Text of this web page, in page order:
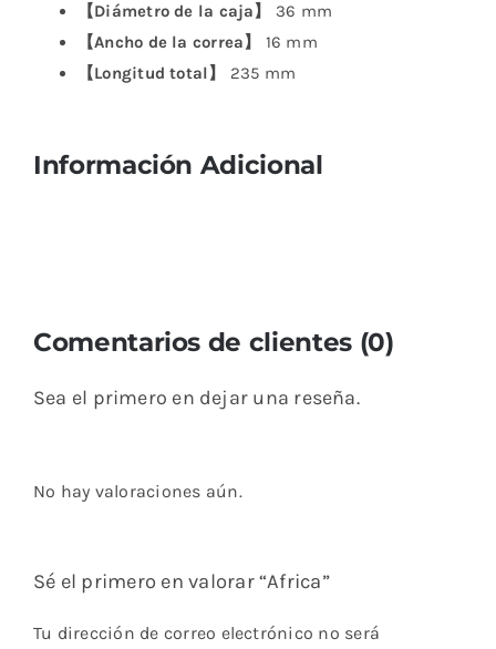
【Diámetro de la caja】
36 mm
【Ancho de la correa】
16 mm
【Longitud total】
235 mm
Información Adicional
Comentarios de clientes (0)
Sea el primero en dejar una reseña.
No hay valoraciones aún.
Sé el primero en valorar “Africa”
Tu dirección de correo electrónico no será